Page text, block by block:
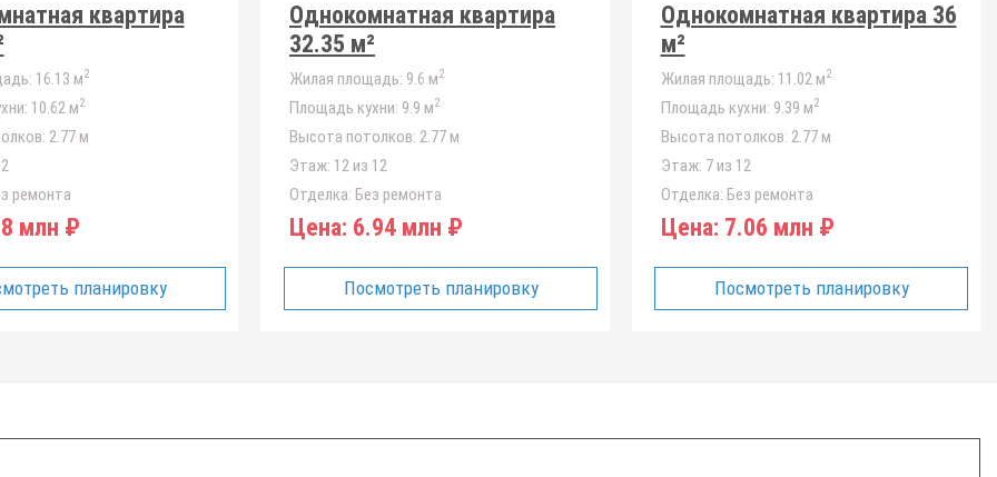
квартира
16.13 м2
10.62 м2
2.77 м
ремонта
млн ₽
планировку
Однокомнатная квартира
32.35 м²
Жилая площадь: 9.6 м2
Площадь кухни: 9.9 м2
Высота потолков: 2.77 м
Этаж: 12 из 12
Отделка: Без ремонта
Цена: 6.94 млн ₽
Посмотреть планировку
Однокомнатная квартира 36
м²
Жилая площадь: 11.02 м2
Площадь кухни: 9.39 м2
Высота потолков: 2.77 м
Этаж: 7 из 12
Отделка: Без ремонта
Цена: 7.06 млн ₽
Посмотреть планировку